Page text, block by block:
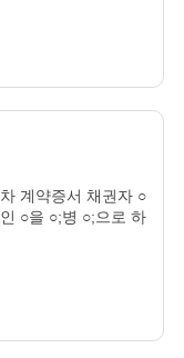
계약증서 채권자 ○
○을 ○;병 ○;으로 하